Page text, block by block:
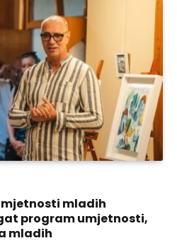
mladih
program umjetnosti,
mladih